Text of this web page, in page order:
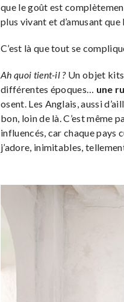
que le goût est
plus vivant et d’amusant
C’est là que tout se
Ah quoi tient-il ?Un objet
différentes époques… une
osent. Les Anglais, aussi
bon, loin de là. C’est même
influencés, car chaque pays
j’adore, inimitables,